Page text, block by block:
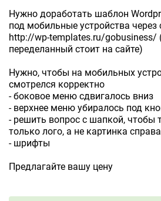
Нужно доработать шаблон
под мобильные устройства
http://wp-templates.ru/gobusiness/
переделанный стоит на сайте)
Нужно, чтобы на мобильных
смотрелся корректно
- боковое меню сдвигалось вниз
- верхнее меню убиралось под
- решить вопрос с шапкой, чтобы
только лого, а не картинка справа
- шрифты
Предлагайте вашу цену